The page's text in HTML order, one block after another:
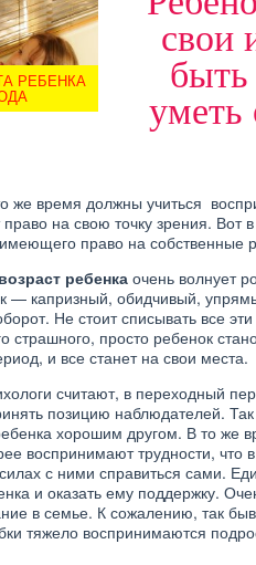
РЕБЕНКА
КАПРИЗЫ
свои
быть
уметь
же время должны учиться
на свою точку зрения. Вот
право на собственные
ребенка очень волнует
— капризный, обидчивый,
Не стоит списывать все
страшного, просто ребенок
и все станет на свои места.
считают, в переходный
позицию наблюдателей.
хорошим другом. В то же
воспринимают трудности,
с ними справиться сами.
и оказать ему поддержку.
в семье. К сожалению, так
тяжело воспринимаются